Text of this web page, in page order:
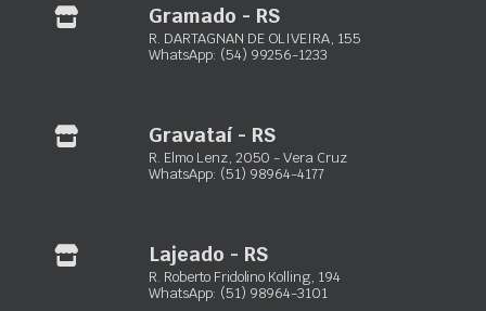
(51) 3103-0033
(53) 3230-3723
(53) 99938-3227
(54) 99256-1233
Capão da Canoa – RS:Estrada RS-407, 1878 – Santa Luzia
Gramado - RS
R. DARTAGNAN DE OLIVEIRA, 155
WhatsApp: (54) 99256-1233
Gravataí - RS
R. Elmo Lenz, 2050 - Vera Cruz
WhatsApp: (51) 98964-4177
Lajeado - RS
R. Roberto Fridolino Kolling, 194
WhatsApp: (51) 98964-3101